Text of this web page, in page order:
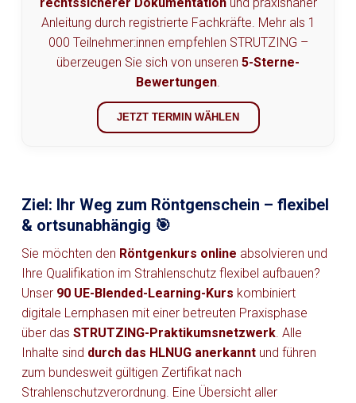
Anleitung durch registrierte Fachkräfte. Mehr als 1
000 Teilnehmer:innen empfehlen STRUTZING –
überzeugen Sie sich von unseren 5-Sterne-
Bewertungen
JETZT TERMIN WÄHLEN
Ziel: Ihr Weg zum Röntgenschein – flexibel
& ortsunabhängig 🎯
Sie möchten den Röntgenkurs online absolvieren und
Ihre Qualifikation im Strahlenschutz flexibel aufbauen?
Unser 90 UE-Blended-Learning-Kurs kombiniert
digitale Lernphasen mit einer betreuten Praxisphase
über das STRUTZING-Praktikumsnetzwerk . Alle
Inhalte sind durch das HLNUG anerkannt und führen
zum bundesweit gültigen Zertifikat nach
Strahlenschutzverordnung. Eine Übersicht aller